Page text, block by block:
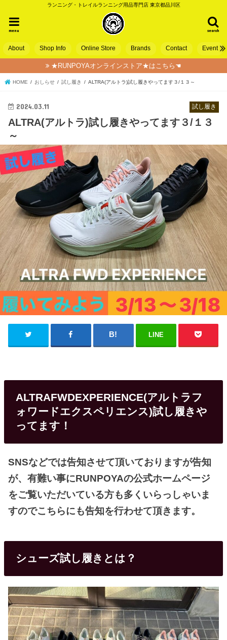
ランニング・トレイルランニング用品専門店 東京都品川区
search
menu
About Shop Info Online Store Brands Contact Event
★RUNPOYAオンラインストア★はこちら☚
HOME おしらせ 試し履き ALTRA(アルトラ)試し履きやってます３/１３～
試し履き
2024.03.11
ALTRA(アルトラ)試し履きやってます３/１３
～
LINE
ALTRAFWDEXPERIENCE(アルトラフ
ォワードエクスペリエンス)試し履きや
ってます！
SNSなどでは告知させて頂いておりますが告知
が、有難い事にRUNPOYAの公式ホームページ
をご覧いただいている方も多くいらっしゃいま
すのでこちらにも告知を行わせて頂きます。
シューズ試し履きとは？